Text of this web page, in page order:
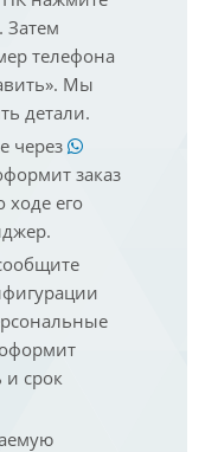
Затем
телефона
Мы
детали.
через
заказ
его
и срок